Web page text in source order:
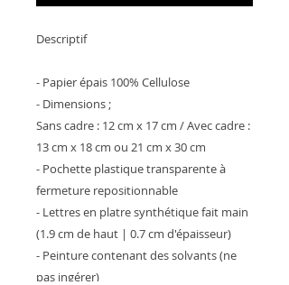
Descriptif
- Papier épais 100% Cellulose
- Dimensions ;
Sans cadre : 12 cm x 17 cm / Avec cadre :
13 cm x 18 cm ou 21 cm x 30 cm
- Pochette plastique transparente à
fermeture repositionnable
- Lettres en platre synthétique fait main
(1.9 cm de haut | 0.7 cm d'épaisseur)
- Peinture contenant des solvants (ne
pas ingérer)